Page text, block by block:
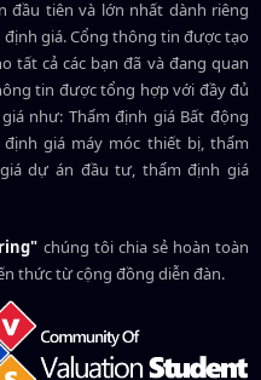
đầu tiên và lớn nhất dành riêng
giá. Cổng thông tin được tạo
tất cả các bạn đã và đang quan
tin được tổng hợp với đầy đủ
như: Thẩm định giá Bất động
giá máy móc thiết bị, thẩm
dự án đầu tư, thẩm định giá
chúng tôi chia sẻ hoàn toàn
thức từ cộng đồng diễn đàn.